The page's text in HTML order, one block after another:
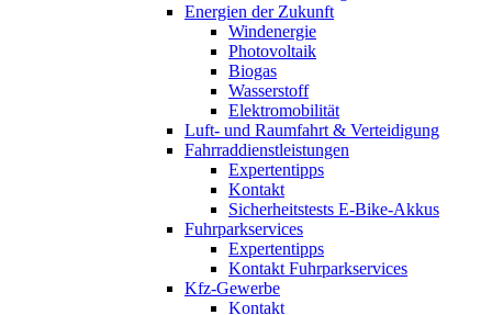
Energien der Zukunft
Windenergie
Photovoltaik
Biogas
Wasserstoff
Elektromobilität
Luft- und Raumfahrt & Verteidigung
Fahrraddienstleistungen
Expertentipps
Kontakt
Sicherheitstests E-Bike-Akkus
Fuhrparkservices
Expertentipps
Kontakt Fuhrparkservices
Kfz-Gewerbe
Kontakt